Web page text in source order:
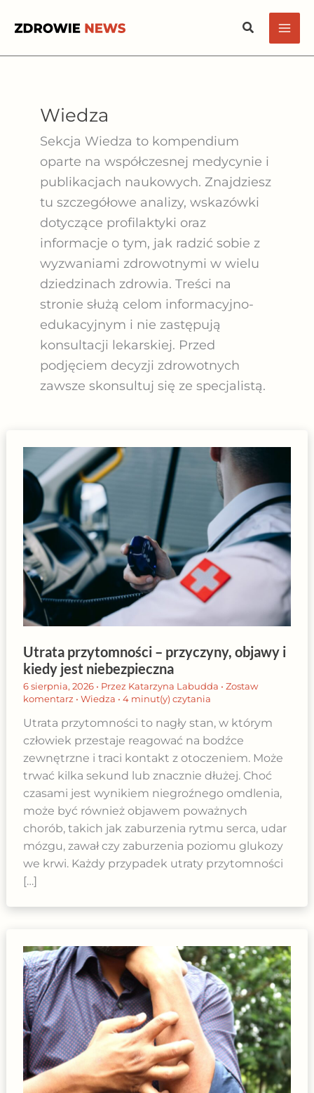
Szukaj
Wiedza
Sekcja Wiedza to kompendium
oparte na współczesnej medycynie i
publikacjach naukowych. Znajdziesz
tu szczegółowe analizy, wskazówki
dotyczące profilaktyki oraz
informacje o tym, jak radzić sobie z
wyzwaniami zdrowotnymi w wielu
dziedzinach zdrowia. Treści na
stronie służą celom informacyjno-
edukacyjnym i nie zastępują
konsultacji lekarskiej. Przed
podjęciem decyzji zdrowotnych
zawsze skonsultuj się ze specjalistą.
Utrata przytomności – przyczyny, objawy i
kiedy jest niebezpieczna
6 sierpnia, 2026 • Przez Katarzyna Labudda • Zostaw
komentarz • Wiedza • 4 minut(y) czytania
Utrata przytomności to nagły stan, w którym
człowiek przestaje reagować na bodźce
zewnętrzne i traci kontakt z otoczeniem. Może
trwać kilka sekund lub znacznie dłużej. Choć
czasami jest wynikiem niegroźnego omdlenia,
może być również objawem poważnych
chorób, takich jak zaburzenia rytmu serca, udar
mózgu, zawał czy zaburzenia poziomu glukozy
we krwi. Każdy przypadek utraty przytomności
[…]